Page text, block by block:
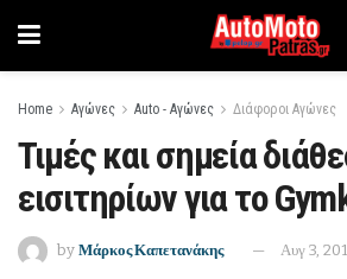
Home Αγώνες Auto - Αγώνες Διάφοροι Αγώνες
Τιμές και σημεία
εισιτηρίων για το
by Μάρκος Καπετανάκης Αυγ 3,